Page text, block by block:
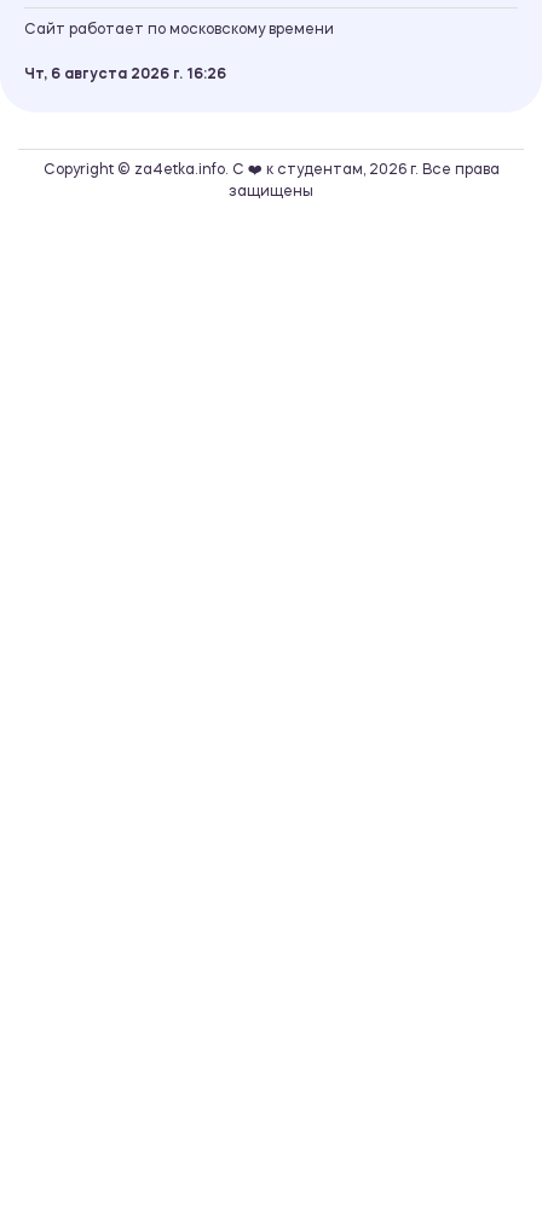
Сайт работает по московскому времени
Чт, 6 августа 2026 г. 16 26
Copyright © za4etka.info. С ❤️ к студентам, 2026 г. Все права
защищены